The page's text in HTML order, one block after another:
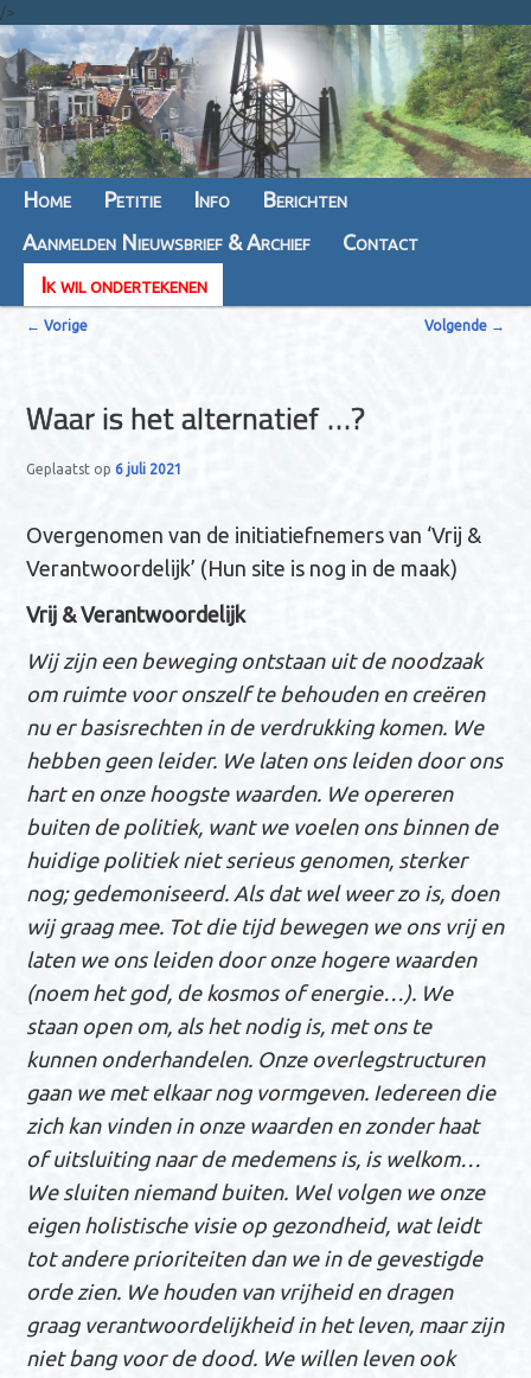
/>
Hoofdmenu
Spring
naar
de
primaire
Spring
naar
de
secundaire
Home Petitie Info
Berichten
Aanmelden Nieuwsbrief & Archief
Contact
Ik wil ondertekenen
B
i
v
i
g
a
t
i
e
← Vorige Volgende →
Waar is het alternatief …?
Geplaatst op6 juli 2021
Overgenomen van de initiatiefnemers van ‘Vrij &
Verantwoordelijk’ (Hun site is nog in de maak)
Vrij & Verantwoordelijk
Wij zijn een beweging ontstaan uit de noodzaak
om ruimte voor onszelf te behouden en creëren
nu er basisrechten in de verdrukking komen. We
hebben geen leider. We laten ons leiden door ons
hart en onze hoogste waarden. We opereren
buiten de politiek, want we voelen ons binnen de
huidige politiek niet serieus genomen, sterker
nog; gedemoniseerd. Als dat wel weer zo is, doen
wij graag mee. Tot die tijd bewegen we ons vrij en
laten we ons leiden door onze hogere waarden
(noem het god, de kosmos of energie…). We
staan open om, als het nodig is, met ons te
kunnen onderhandelen. Onze overlegstructuren
gaan we met elkaar nog vormgeven. Iedereen die
zich kan vinden in onze waarden en zonder haat
of uitsluiting naar de medemens is, is welkom…
We sluiten niemand buiten. Wel volgen we onze
eigenholistische visie op gezondheid, wat leidt
totandereprioriteiten dan we in de gevestigde
orde zien. We houden van vrijheid en dragen
graag verantwoordelijkheid in het leven, maar zijn
niet bang voor de dood. We willen leven ook